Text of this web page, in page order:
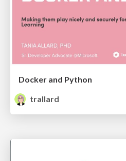
Docker and Python
trallard